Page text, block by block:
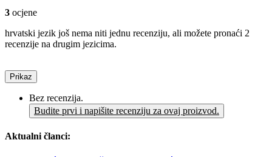
3 ocjene
hrvatski jezik još nema niti jednu recenziju, ali možete pronaći 2
recenzije na drugim jezicima.
Prikaz
Bez recenzija.
Budite prvi i napišite recenziju za ovaj proizvod.
Aktualni članci: